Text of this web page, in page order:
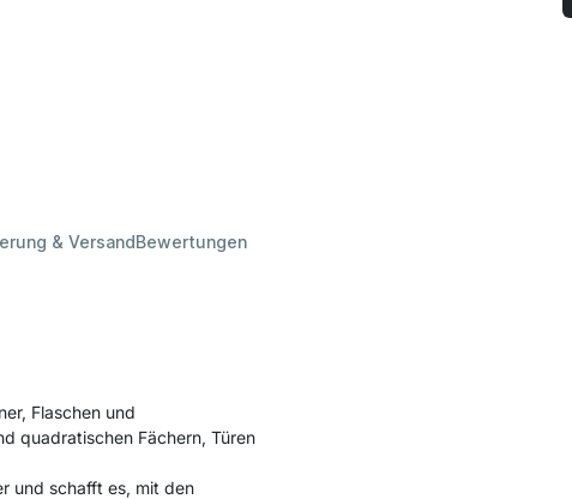
& VersandBewertungen
Flaschen und
quadratischen Fächern, Türen
und schafft es, mit den